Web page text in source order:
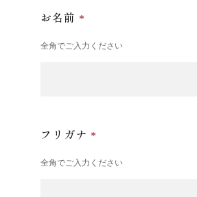
お名前
全角でご入力ください
フリガナ
全角でご入力ください